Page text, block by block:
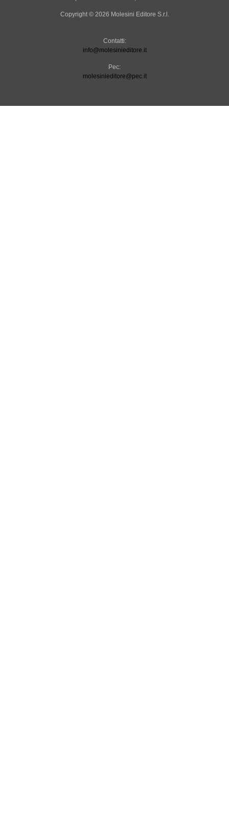
Copyright © 2026 Molesini Editore S.r.l.
Contatti:
info@molesinieditore.it
Pec:
molesinieditore@pec.it